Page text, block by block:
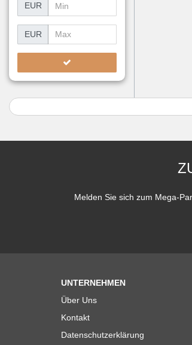
EUR
EUR
Melden Sie sich zum Mega-
UNTERNEHMEN
Über Uns
Kontakt
Datenschutzerklärung